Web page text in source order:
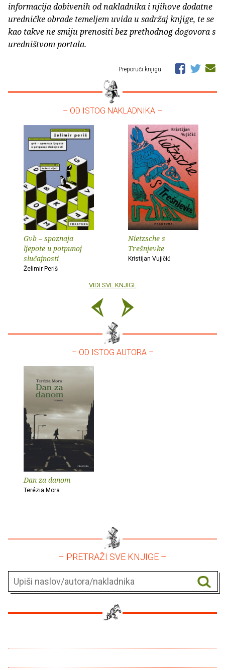
informacija dobivenih od nakladnika i njihove dodatne
uredničke obrade temeljem uvida u sadržaj knjige, te se
kao takve ne smiju prenositi bez prethodnog dogovora s
uredništvom portala.
Preporuči knjigu
– OD ISTOG NAKLADNIKA –
Gvb – spoznaja
ljepote u potpunoj
slučajnosti
Želimir Periš
Nietzsche s
Trešnjevke
Kristijan Vujičić
VIDI SVE KNJIGE
– OD ISTOG AUTORA –
Dan za danom
Terézia Mora
– PRETRAŽI SVE KNJIGE –